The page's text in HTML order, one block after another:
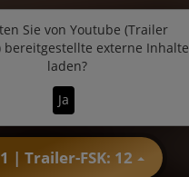
Sie von Youtube (Trailer
bereitgestellte externe Inhalte
laden?
Ja
| Trailer-FSK: 12